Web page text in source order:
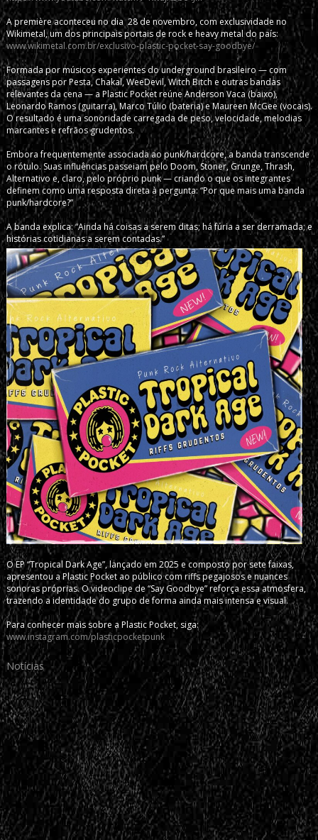
A première aconteceu no dia 28 de novembro, com exclusividade no
Wikimetal, um dos principais portais de rock e heavy metal do país:
www.wikimetal.com.br/exclusivo-plastic-pocket-say-goodbye/
Formada por músicos experientes do underground brasileiro — com
passagens por Pesta, Chakal, WeeDevil, Witch Bitch e outras bandas
relevantes da cena — a Plastic Pocket reúne Anderson Vaca (baixo),
Leonardo Ramos (guitarra), Marco Túlio (bateria) e Maureen McGee (vocais).
O resultado é uma sonoridade carregada de peso, velocidade, melodias
marcantes e refrãos grudentos.
Embora frequentemente associada ao punk/hardcore, a banda transcende
o rótulo. Suas influências passeiam pelo Doom, Stoner, Grunge, Thrash,
Alternativo e, claro, pelo próprio punk — criando o que os integrantes
definem como uma resposta direta à pergunta: “Por que mais uma banda
punk/hardcore?”
A banda explica: “Ainda há coisas a serem ditas; há fúria a ser derramada; e
histórias cotidianas a serem contadas.”
O EP “Tropical Dark Age”, lançado em 2025 e composto por sete faixas,
apresentou a Plastic Pocket ao público com riffs pegajosos e nuances
sonoras próprias. O videoclipe de “Say Goodbye” reforça essa atmosfera,
trazendo a identidade do grupo de forma ainda mais intensa e visual.
Para conhecer mais sobre a Plastic Pocket, siga:
www.instagram.com/plasticpocketpunk
Notícias